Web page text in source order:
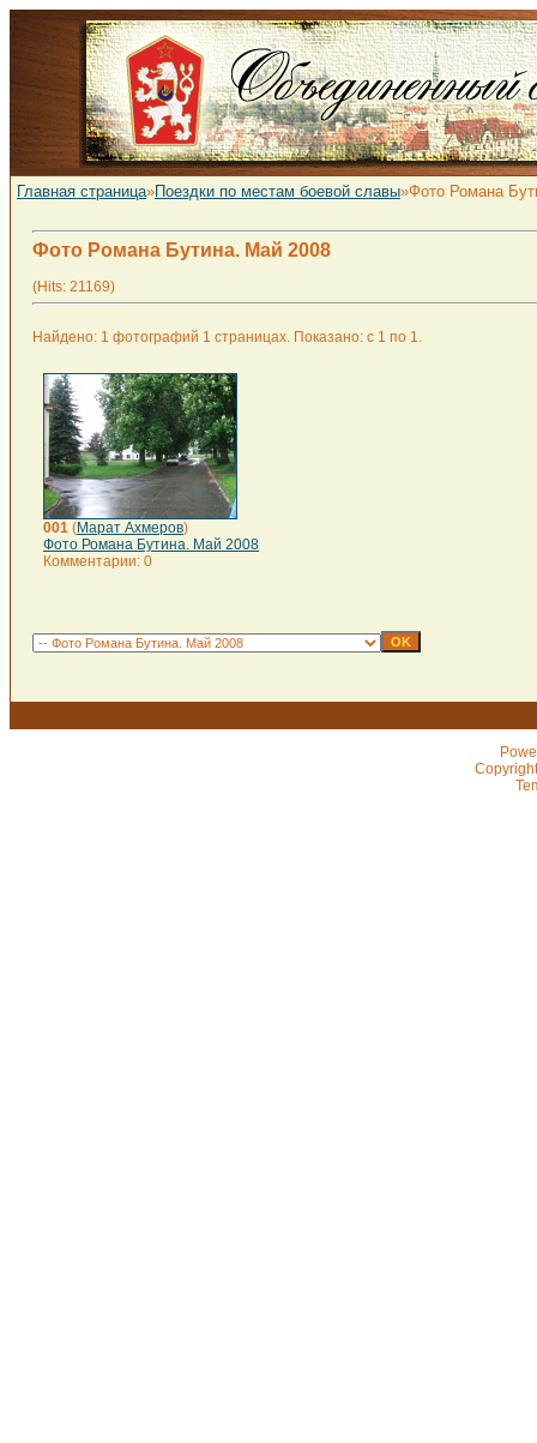
Главная страница»Поездки по местам боевой славы»Фото Романа
Фото Романа Бутина. Май 2008
(Hits: 21169)
Найдено: 1 фотографий 1 страницах. Показано: с 1 по 1.
001 (Марат Ахмеров)
Фото Романа Бутина. Май 2008
Комментарии: 0